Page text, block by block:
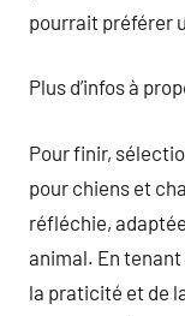
pourrait préférer
Plus d’infos à
Pour finir,
pour chiens et
réfléchie,
animal. En
la praticité et de